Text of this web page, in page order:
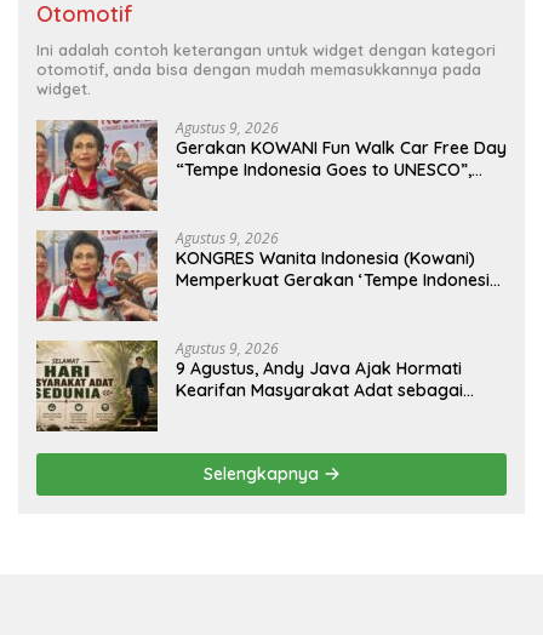
Otomotif
Ini adalah contoh keterangan untuk widget dengan kategori
otomotif, anda bisa dengan mudah memasukkannya pada
widget.
Agustus 9, 2026
Gerakan KOWANI Fun Walk Car Free Day
“Tempe Indonesia Goes to UNESCO”,
Agustus 9, 2026
KONGRES Wanita Indonesia (Kowani)
Memperkuat Gerakan ‘Tempe Indonesia
Agustus 9, 2026
9 Agustus, Andy Java Ajak Hormati
Kearifan Masyarakat Adat sebagai
Selengkapnya